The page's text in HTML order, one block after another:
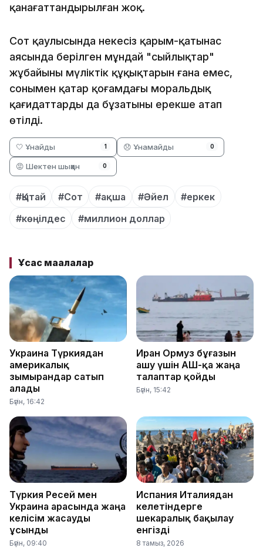
қанағаттандырылған жоқ.
Сот қаулысында некесіз қарым-қатынас
аясында берілген мұндай "сыйлықтар"
жұбайының мүліктік құқықтарын ғана емес,
сонымен қатар қоғамдағы моральдық
қағидаттарды да бұзатыны ерекше атап
өтілді.
🤍 Ұнайды 1 😞 Ұнамайды 0
😡 Шектен шыққан 0
#Қытай #Сот #ақша #Әйел
#еркек
#көңілдес
#миллион доллар
Ұқсас мақалалар
Украина Түркиядан
америкалық
зымырандар сатып
алады
Бүгін, 16:42
Иран Ормуз бұғазын
ашу үшін АҚШ-қа жаңа
талаптар қойды
Бүгін, 15:42
Түркия Ресей мен
Украина арасында жаңа
келісім жасауды
ұсынды
Бүгін, 09:40
Испания Италиядан
келетіндерге
шекаралық бақылау
енгізді
8 тамыз, 2026